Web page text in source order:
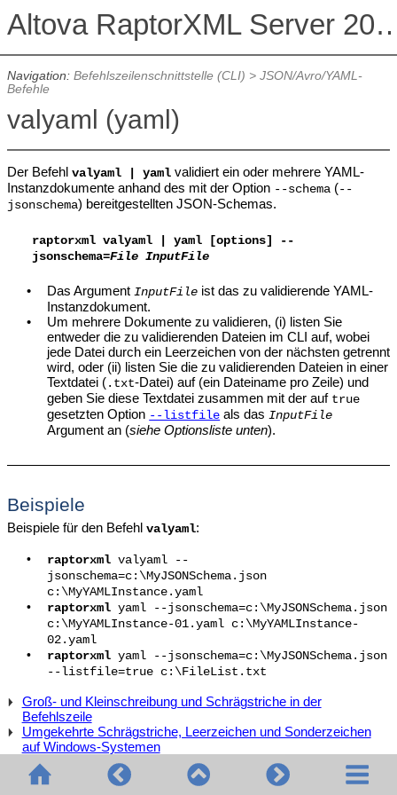
Altova
Navigation: Befehlszeilenschnittstelle (CLI) > JSON/Avro/YAML-
Befehle
valyaml (yaml)
Der Befehl valyaml | yamlvalidiert ein oder mehrere YAML-
Instanzdokumente anhand des mit der Option --schema (--
jsonschema) bereitgestellten JSON-Schemas.
raptorxml valyaml | yaml [options] --
jsonschema=File InputFile
• Das Argument InputFile ist das zu validierende YAML-
Instanzdokument.
•
Um mehrere Dokumente zu validieren, (i) listen Sie
entweder die zu validierenden Dateien im CLI auf, wobei
jede Datei durch ein Leerzeichen von der nächsten getrennt
wird, oder (ii) listen Sie die zu validierenden Dateien in einer
Textdatei ( .txt-Datei)auf (ein Dateiname pro Zeile) und
geben Sie diese Textdatei zusammen mit der auf true
gesetzten Option --listfile als das InputFile
Argument an (siehe Optionsliste unten).
Beispiele
Beispiele für den Befehl valyaml:
• raptorxml valyaml --
jsonschema=c:\MyJSONSchema.json
c:\MyYAMLInstance.yaml
•
raptorxml yaml --jsonschema=c:\MyJSONSchema.json
c:\MyYAMLInstance-01.yaml c:\MyYAMLInstance-
02.yaml
•
raptorxml yaml --jsonschema=c:\MyJSONSchema.json
--listfile=true c:\FileList.txt
Groß- und Kleinschreibung und Schrägstriche in der
Befehlszeile
Umgekehrte Schrägstriche, Leerzeichen und Sonderzeichen
auf Windows-Systemen